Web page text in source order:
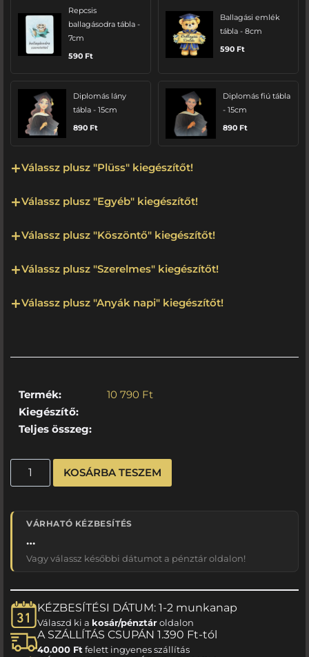
Repcsis
ballagásodra tábla -
7cm
590 Ft
Ballagási emlék
tábla - 8cm
590 Ft
Diplomás lány
tábla - 15cm
890 Ft
Diplomás fiú tábla
- 15cm
890 Ft
Válassz plusz "Plüss" kiegészítőt!
Válassz plusz "Egyéb" kiegészítőt!
Válassz plusz "Köszöntő" kiegészítőt!
Válassz plusz "Szerelmes" kiegészítőt!
Válassz plusz "Anyák napi" kiegészítőt!
Termék: 10 790 Ft
Kiegészítő:
Teljes összeg:
KOSÁRBA TESZEM
VÁRHATÓ KÉZBESÍTÉS
…
Vagy válassz későbbi dátumot a pénztár oldalon!
KÉZBESÍTÉSI DÁTUM: 1-2 munkanap
Válaszd ki a kosár/pénztároldalon
A SZÁLLÍTÁS CSUPÁN 1.390 Ft-tól
40.000 Ftfelett ingyenes szállítás